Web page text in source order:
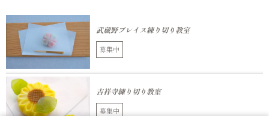
武蔵野プレイス練り切り教室
募集中
吉祥寺練り切り教室
募集中